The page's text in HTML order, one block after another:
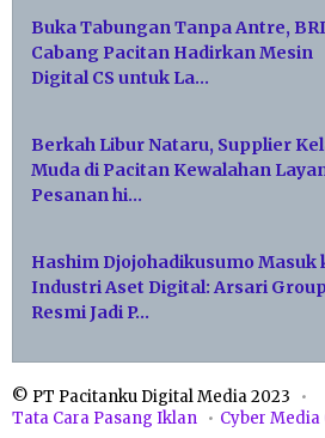
Buka Tabungan Tanpa Antre, BRI
Cabang Pacitan Hadirkan Mesin
Digital CS untuk La…
Berkah Libur Nataru, Supplier
Muda di Pacitan Kewalahan
Pesanan hi…
Hashim Djojohadikusumo Masuk
Industri Aset Digital: Arsari Group
Resmi Jadi P…
© PT Pacitanku Digital Media 2023
Tata Cara Pasang Iklan
Cyber